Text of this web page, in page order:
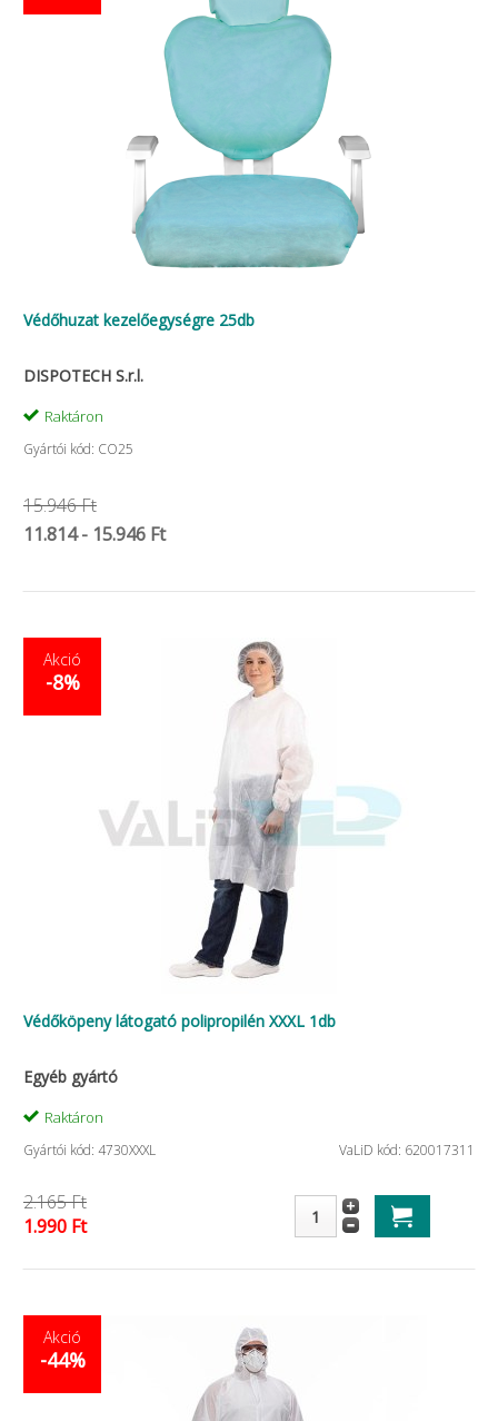
Védőhuzat kezelőegységre 25db
DISPOTECH S.r.l.
Raktáron
Gyártói kód: CO25
15.946 Ft
11.814 - 15.946 Ft
Akció
-8%
Védőköpeny látogató polipropilén XXXL 1db
Egyéb gyártó
Raktáron
Gyártói kód: 4730XXXL VaLiD kód: 620017311
2.165 Ft
1.990 Ft
Akció
-44%